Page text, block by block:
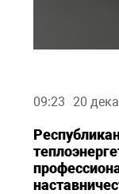
09:23 20